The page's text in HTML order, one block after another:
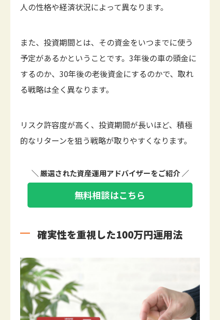
人の性格や経済状況によって異なります。
また、投資期間とは、その資金をいつまでに使う
予定があるかということです。3年後の車の頭金に
するのか、30年後の老後資金にするのかで、取れ
る戦略は全く異なります。
リスク許容度が高く、投資期間が長いほど、積極
的なリターンを狙う戦略が取りやすくなります。
＼ 厳選された資産運用アドバイザーをご紹介 ／
無料相談はこちら
確実性を重視した100万円運用法